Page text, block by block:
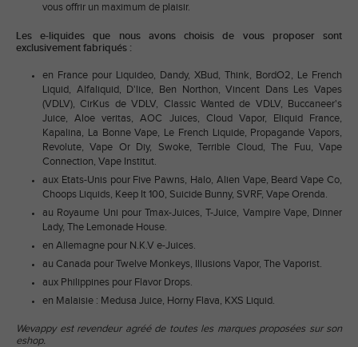
vous offrir un maximum de plaisir.
Les e-liquides que nous avons choisis de vous proposer sont
exclusivement fabriqués :
en France pour Liquideo, Dandy, XBud, Think, BordO2, Le French
Liquid, Alfaliquid, D'lice, Ben Northon, Vincent Dans Les Vapes
(VDLV), CirKus de VDLV, Classic Wanted de VDLV, Buccaneer's
Juice, Aloe veritas, AOC Juices, Cloud Vapor, Eliquid France,
Kapalina, La Bonne Vape, Le French Liquide, Propagande Vapors,
Revolute, Vape Or Diy, Swoke, Terrible Cloud, The Fuu, Vape
Connection, Vape Institut.
aux Etats-Unis pour Five Pawns, Halo, Alien Vape, Beard Vape Co,
Choops Liquids, Keep It 100, Suicide Bunny, SVRF, Vape Orenda.
au Royaume Uni pour Tmax-Juices, T-Juice, Vampire Vape, Dinner
Lady, The Lemonade House.
en Allemagne pour N.K.V e-Juices.
au Canada pour Twelve Monkeys, Illusions Vapor, The Vaporist.
aux Philippines pour Flavor Drops.
en Malaisie : Medusa Juice, Horny Flava, KXS Liquid.
​Wevappy est revendeur agréé de toutes les marques proposées sur son
eshop.